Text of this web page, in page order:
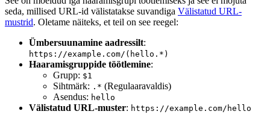
seda, millised URL-id välistatakse suvandiga Välistatud URL-
mustrid. Oletame näiteks, et teil on see reegel:
Ümbersuunamine aadressilt:
https://example.com/(hello.*)
Haaramisgruppide töötlemine:
Grupp: $1
Sihtmärk: .* (Regulaaravaldis)
Asendus: hello
Välistatud URL-muster: https://example.com/hello